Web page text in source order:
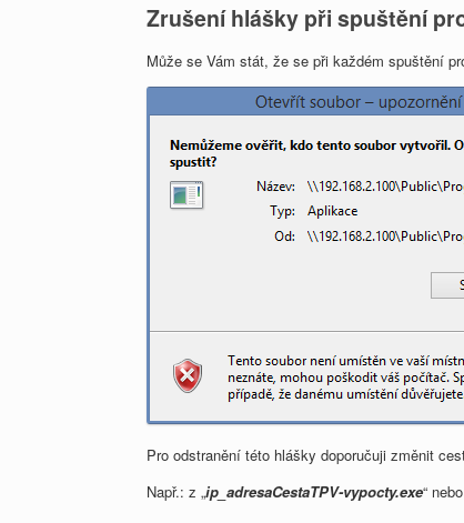
Zrušení hlášky při spuštění
Může se Vám stát, že se při každém spuštění
Pro odstranění této hlášky doporučuji změnit
Např.: z „ip_adresaCestaTPV-vypocty.exe“